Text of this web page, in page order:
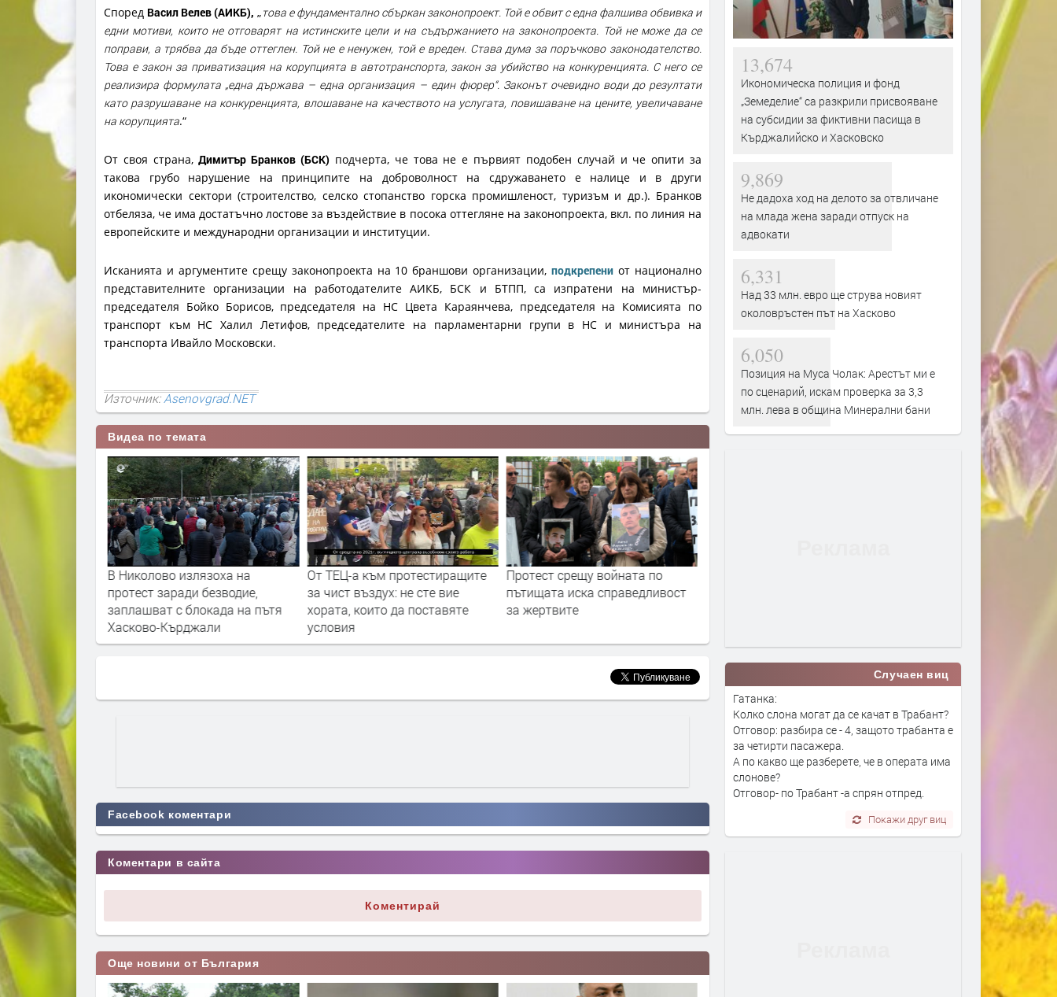
Според Васил Велев (АИКБ), „това е фундаментално сбъркан законопроект. Той е обвит с една фалшива обвивка и
едни мотиви, които не отговарят на истинските цели и на съдържанието на законопроекта. Той не може да се
поправи, а трябва да бъде оттеглен. Той не е ненужен, той е вреден. Става дума за поръчково законодателство.
Това е закон за приватизация на корупцията в автотранспорта, закон за убийство на конкуренцията. С него се
реализира формулата „една държава – една организация – един фюрер“. Законът очевидно води до резултати
като разрушаване на конкуренцията, влошаване на качеството на услугата, повишаване на цените, увеличаване
на корупцията.“
От своя страна,Димитър Бранков (БСК) подчерта, че това не е първият подобен случай и че опити за
такова грубо нарушение на принципите на доброволност на сдружаването е налице и в други
икономически сектори (строителство, селско стопанство горска промишленост, туризъм и др.). Бранков
отбеляза, че има достатъчно лостове за въздействие в посока оттегляне на законопроекта, вкл. по линия на
европейските и международни организации и институции.
Исканията и аргументите срещу законопроекта на 10 браншови организации,подкрепени от национално
представителните организации на работодателите АИКБ, БСК и БТПП, са изпратени на министър-
председателя Бойко Борисов, председателя на НС Цвета Караянчева, председателя на Комисията по
транспорт към НС Халил Летифов, председателите на парламентарни групи в НС и министъра на
транспорта Ивайло Московски.
Източник:Asenovgrad.NET
Видеа по темата
ще избие
омраза
срещу
В Николово излязоха на
протест заради безводие,
заплашват с блокада на пътя
Хасково-Кърджали
От ТЕЦ-а към протестиращите
за чист въздух: не сте вие
хората, които да поставяте
условия
Протест срещу войната по
пътищата иска справедливост
за жертвите
Facebook коментари
Коментари в сайта
Коментирай
Още новини от България
13,674
Икономическа полиция и фонд
„Земеделие“ са разкрили присвояване
на субсидии за фиктивни пасища в
Кърджалийско и Хасковско
9,869
Не дадоха ход на делото за отвличане
на млада жена заради отпуск на
адвокати
6,331
Над 33 млн. евро ще струва новият
околовръстен път на Хасково
6,050
Позиция на Муса Чолак: Арестът ми е
по сценарий, искам проверка за 3,3
млн. лева в община Минерални бани
Случаен виц
Гатанка:
Колко слона могат да се качат в Трабант?
Отговор: разбира се - 4, защото трабанта е
за четирти пасажера.
А по какво ще разберете, че в операта има
слонове?
Отговор- по Трабант -а спрян отпред.
Покажи друг виц